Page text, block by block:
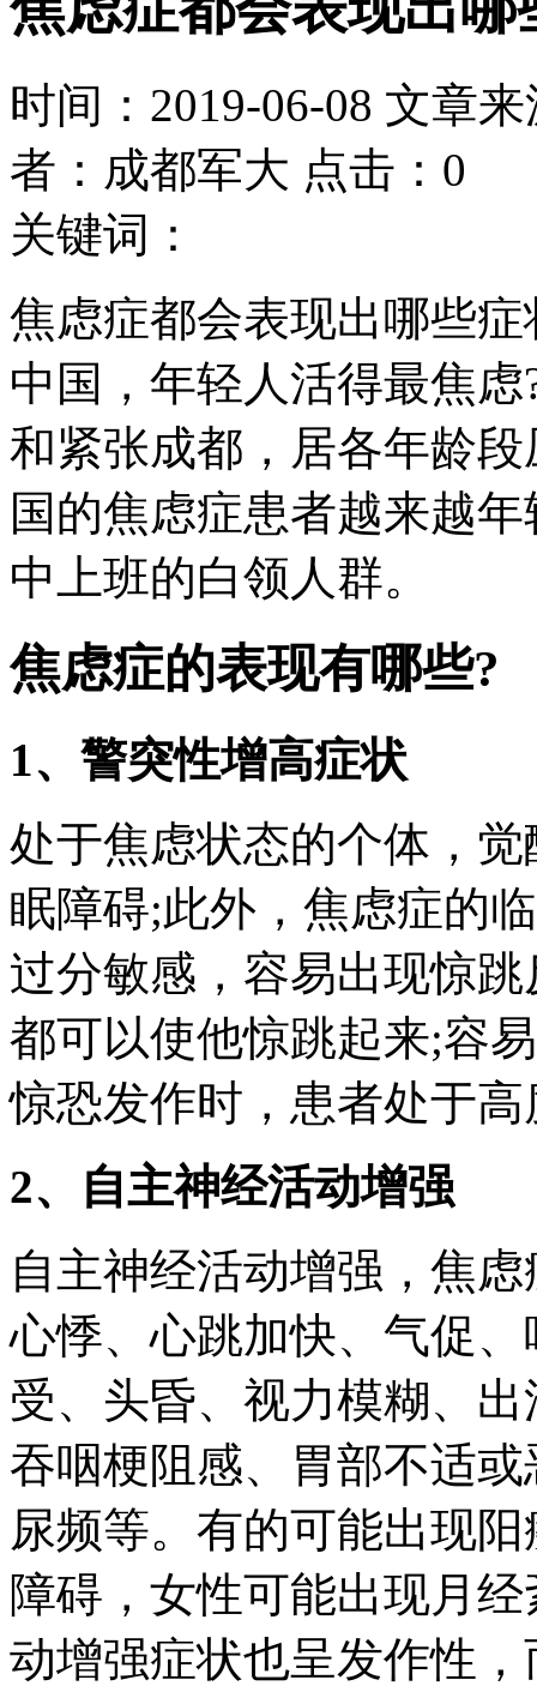
时间：2019-06-08 文章
者：成都军大 点击：0
关键词：
焦虑症都会表现出哪些
中国，年轻人活得最焦
和紧张成都，居各年龄
国的焦虑症患者越来越
中上班的白领人群。
焦虑症的表现有哪些?
1、警突性增高症状
处于焦虑状态的个体，
眠障碍;此外，焦虑症的
过分敏感，容易出现惊
都可以使他惊跳起来;容
惊恐发作时，患者处于
2、自主神经活动增强
自主神经活动增强，焦
心悸、心跳加快、气促
受、头昏、视力模糊、
吞咽梗阻感、胃部不适
尿频等。有的可能出现
障碍，女性可能出现月
动增强症状也呈发作性